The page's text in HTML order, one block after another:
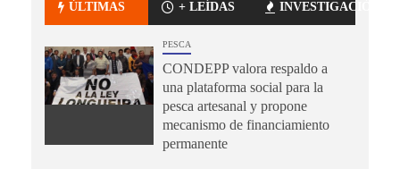
ÚLTIMAS + LEÍDAS INVESTIGACIÓN
PESCA
CONDEPP valora respaldo a
una plataforma social para la
pesca artesanal y propone
mecanismo de financiamiento
permanente